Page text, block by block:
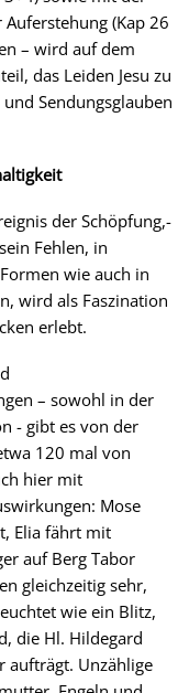
(Kap 26
– wird auf dem
das Leiden Jesu zu
Sendungsglauben
der Schöpfung,-
Fehlen, in
wie auch in
wird als Faszination
erlebt.
– sowohl in der
- gibt es von der
120 mal von
hier mit
Mose
Elia fährt mit
auf Berg Tabor
gleichzeitig sehr,
wie ein Blitz,
die Hl. Hildegard
aufträgt. Unzählige